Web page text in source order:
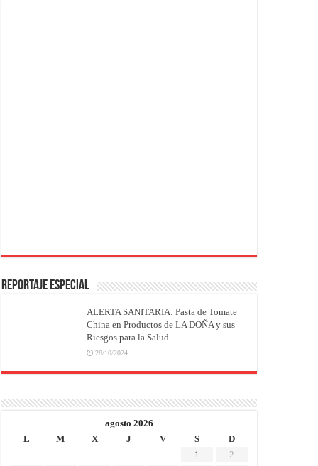
REPORTAJE ESPECIAL
ALERTA SANITARIA: Pasta de Tomate
China en Productos de LA DOÑA y sus
Riesgos para la Salud
28/10/2024
agosto 2026
L
M X J V S
D
1
2